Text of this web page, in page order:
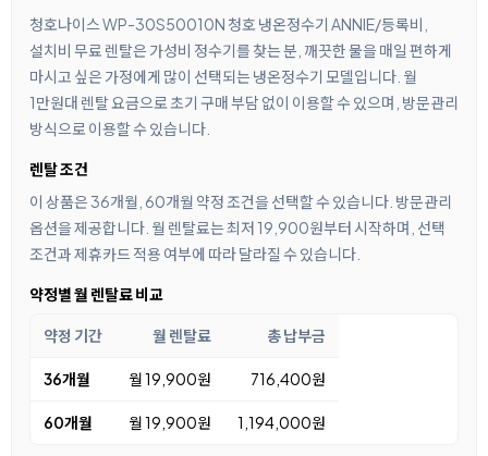
청호나이스 WP-30S50010N 청호 냉온정수기 ANNIE/등록비,
설치비 무료 렌탈은 가성비 정수기를 찾는 분, 깨끗한 물을 매일 편하게
마시고 싶은 가정에게 많이 선택되는 냉온정수기 모델입니다. 월
1만원대 렌탈 요금으로 초기 구매 부담 없이 이용할 수 있으며, 방문관리
방식으로 이용할 수 있습니다.
렌탈 조건
이 상품은 36개월, 60개월 약정 조건을 선택할 수 있습니다. 방문관리
옵션을 제공합니다. 월 렌탈료는 최저 19,900원부터 시작하며, 선택
조건과 제휴카드 적용 여부에 따라 달라질 수 있습니다.
약정별 월 렌탈료 비교
약정 기간 월 렌탈료 총 납부금
36개월 월 19,900원 716,400원
60개월 월 19,900원 1,194,000원